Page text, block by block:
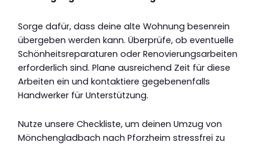
Sorge dafür, dass deine alte Wohnung besenrein
übergeben werden kann. Überprüfe, ob eventuelle
Schönheitsreparaturen oder Renovierungsarbeiten
erforderlich sind. Plane ausreichend Zeit für diese
Arbeiten ein und kontaktiere gegebenenfalls
Handwerker für Unterstützung.
Nutze unsere Checkliste, um deinen Umzug von
Mönchengladbach nach Pforzheim stressfrei zu